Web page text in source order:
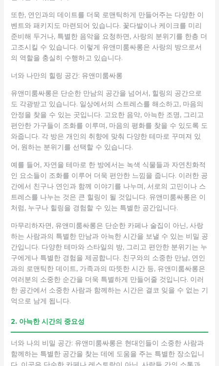
또한, 연인과의 데이트를 더욱 로맨틱하게 만들어주는 다양한 이
벤트와 패키지도 마련되어 있습니다. 꽃다발이나 케이크를 미리
준비해 두거나, 특별한 음악을 요청하면, 사랑의 분위기를 한층 더
고조시킬 수 있습니다. 이렇게 유앤미룸싸롱은 사랑의 방으로서
의 역할을 충실히 수행하고 있습니다.
너와 나만의 힐링 공간: 유앤미룸싸롱
유앤미룸싸롱은 단순한 만남의 공간을 넘어서, 힐링의 공간으로
도 각광받고 있습니다. 일상에서의 스트레스를 해소하고, 마음의
안정을 찾을 수 있는 곳입니다. 고요한 음악, 아늑한 조명, 그리고
편안한 가구들이 조화를 이루며, 마음의 평화를 찾을 수 있도록 도
와줍니다. 각 방은 개인의 취향에 맞춰 다양한 테마로 꾸며져 있
어, 원하는 분위기를 선택할 수 있습니다.
예를 들어, 자연을 테마로 한 방에서는 녹색 식물들과 자연친화적
인 요소들이 조화를 이루어 더욱 편안한 느낌을 줍니다. 이러한 공
간에서 친구나 연인과 함께 이야기를 나누며, 서로의 고민이나 스
트레스를 나누는 것은 큰 힐링이 될 것입니다. 유앤미룸싸롱은 이
처럼, 누구나 힐링을 경험할 수 있는 특별한 공간입니다.
마무리하자면, 유앤미룸싸롱은 단순한 카페나 술집이 아닌, 사랑
하는 사람과의 특별한 만남과 아늑한 시간을 보낼 수 있는 비밀 공
간입니다. 다양한 테마와 스타일의 방, 그리고 편안한 분위기는 누
구에게나 특별한 경험을 제공합니다. 친구와의 소중한 만남, 연인
과의 로맨틱한 데이트, 가족과의 따뜻한 시간 등, 유앤미룸싸롱은
여러분의 소중한 순간을 더욱 특별하게 만들어줄 것입니다. 이러
한 공간에서 소중한 사람과 함께하는 시간은 결코 잊을 수 없는 기
억으로 남게 됩니다.
2. 아늑한 시간의 중요성
너와 나의 비밀 공간: 유앤미룸싸롱은 현대인들이 소중한 사람과
함께하는 특별한 공간을 찾는 데에 도움을 주는 특별한 장소입니